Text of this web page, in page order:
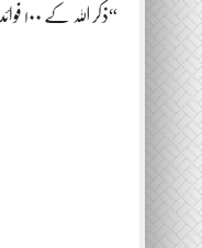
“ذکر اللہ کے ۱۰۰ فوائد”